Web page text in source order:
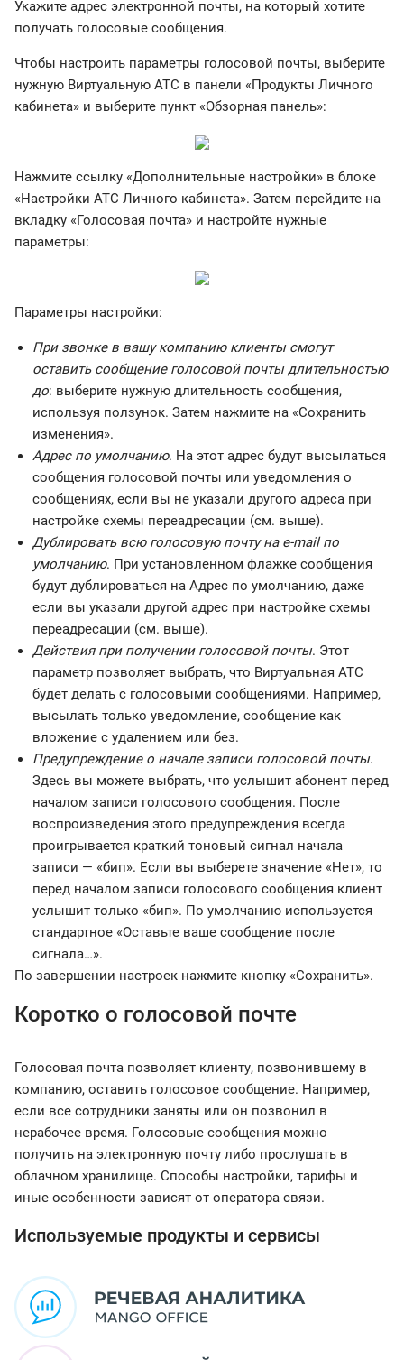
Укажите адрес электронной почты, на который хотите
получать голосовые сообщения.
Чтобы настроить параметры голосовой почты, выберите
нужную Виртуальную АТС в панели «Продукты Личного
кабинета» и выберите пункт «Обзорная панель»:
Нажмите ссылку «Дополнительные настройки» в блоке
«Настройки АТС Личного кабинета». Затем перейдите на
вкладку «Голосовая почта» и настройте нужные
параметры:
Параметры настройки:
При звонке в вашу компанию клиенты смогут
оставить сообщение голосовой почты длительностью
до: выберите нужную длительность сообщения,
используя ползунок. Затем нажмите на «Сохранить
изменения».
Адрес по умолчанию. На этот адрес будут высылаться
сообщения голосовой почты или уведомления о
сообщениях, если вы не указали другого адреса при
настройке схемы переадресации (см. выше).
Дублировать всю голосовую почту на e-mail по
умолчанию. При установленном флажке сообщения
будут дублироваться на Адрес по умолчанию, даже
если вы указали другой адрес при настройке схемы
переадресации (см. выше).
Действия при получении голосовой почты. Этот
параметр позволяет выбрать, что Виртуальная АТС
будет делать с голосовыми сообщениями. Например,
высылать только уведомление, сообщение как
вложение с удалением или без.
Предупреждение о начале записи голосовой почты.
Здесь вы можете выбрать, что услышит абонент перед
началом записи голосового сообщения. После
воспроизведения этого предупреждения всегда
проигрывается краткий тоновый сигнал начала
записи — «бип». Если вы выберете значение «Нет», то
перед началом записи голосового сообщения клиент
услышит только «бип». По умолчанию используется
стандартное «Оставьте ваше сообщение после
сигнала…».
По завершении настроек нажмите кнопку «Сохранить».
Коротко о голосовой почте
Голосовая почта позволяет клиенту, позвонившему в
компанию, оставить голосовое сообщение. Например,
если все сотрудники заняты или он позвонил в
нерабочее время. Голосовые сообщения можно
получить на электронную почту либо прослушать в
облачном хранилище. Способы настройки, тарифы и
иные особенности зависят от оператора связи.
Используемые продукты и сервисы